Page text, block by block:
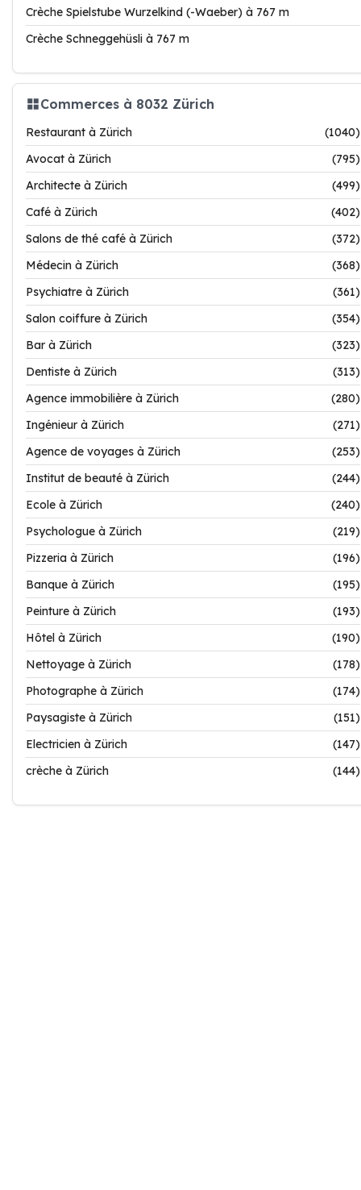
Crèche Spielstube Wurzelkind (-Waeber) à 767 m
Crèche Schneggehüsli à 767 m
Commerces à 8032 Zürich
Restaurant à Zürich
(1040)
Avocat à Zürich
(795)
Architecte à Zürich
(499)
Café à Zürich
(402)
Salons de thé café à Zürich
(372)
Médecin à Zürich
(368)
Psychiatre à Zürich
(361)
Salon coiffure à Zürich
(354)
Bar à Zürich
(323)
Dentiste à Zürich
(313)
Agence immobilière à Zürich
(280)
Ingénieur à Zürich
(271)
Agence de voyages à Zürich
(253)
Institut de beauté à Zürich
(244)
Ecole à Zürich
(240)
Psychologue à Zürich
(219)
Pizzeria à Zürich
(196)
Banque à Zürich
(195)
Peinture à Zürich
(193)
Hôtel à Zürich
(190)
Nettoyage à Zürich
(178)
Photographe à Zürich
(174)
Paysagiste à Zürich
(151)
Electricien à Zürich
(147)
crèche à Zürich
(144)